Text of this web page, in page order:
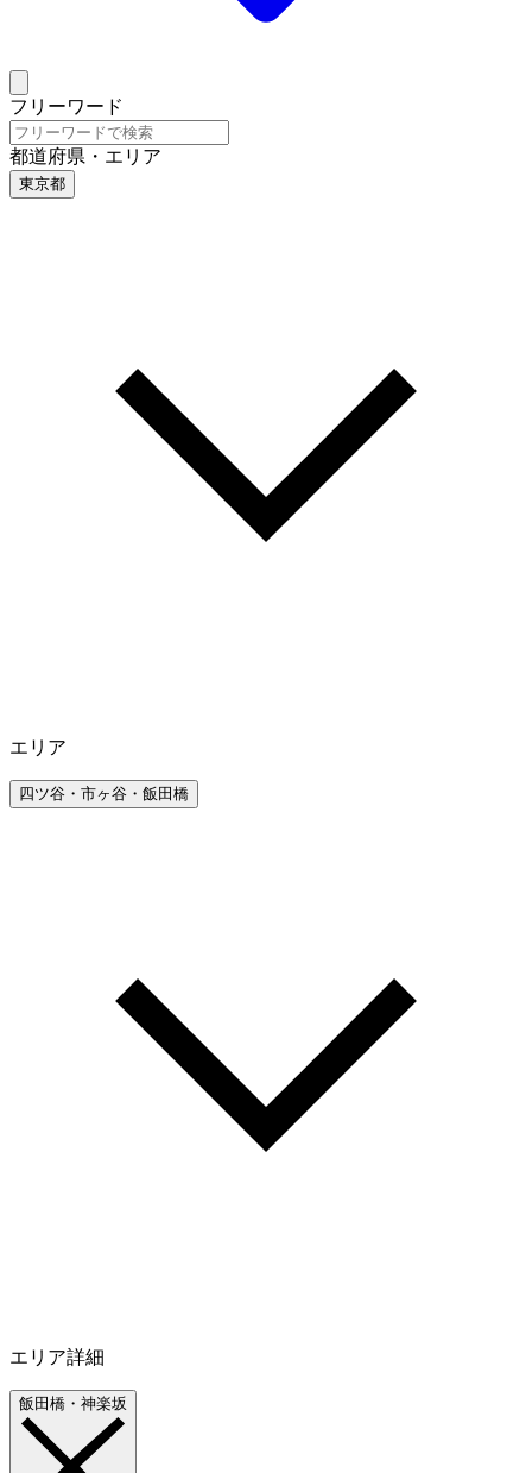
フリーワード
都道府県・エリア
東京都
エリア
四ツ谷・市ヶ谷・飯田橋
エリア詳細
飯田橋・神楽坂